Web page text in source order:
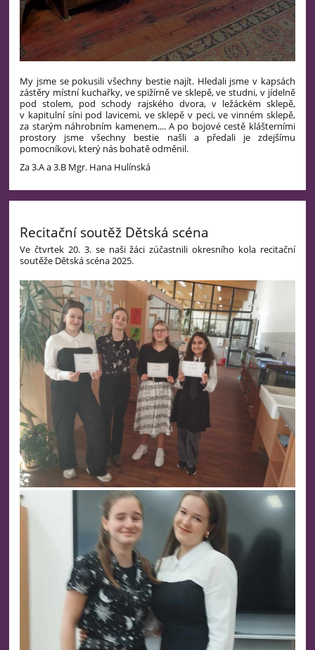
My jsme se pokusili všechny bestie najít. Hledali jsme v kapsách
zástěry místní kuchařky, ve spižírně ve sklepě, ve studni, v jídelně
pod stolem, pod schody rajského dvora, v ležáckém sklepě,
v kapitulní síni pod lavicemi, ve sklepě v peci, ve vinném sklepě,
za starým náhrobním kamenem.... A po bojové cestě klášterními
prostory jsme všechny bestie našli a předali je zdejšímu
pomocníkovi, který nás bohatě odměnil.
Za 3.A a 3.B Mgr. Hana Hulínská
Recitační soutěž Dětská scéna
Ve čtvrtek 20. 3. se naši žáci zúčastnili okresního kola recitační
soutěže Dětská scéna 2025.